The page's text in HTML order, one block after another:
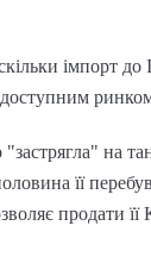
імпорт до
на
її
продати її